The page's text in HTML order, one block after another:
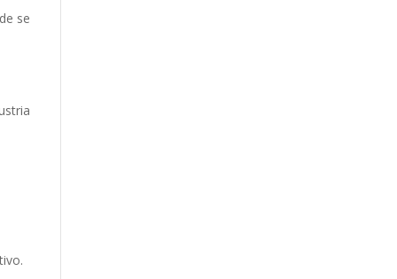
se